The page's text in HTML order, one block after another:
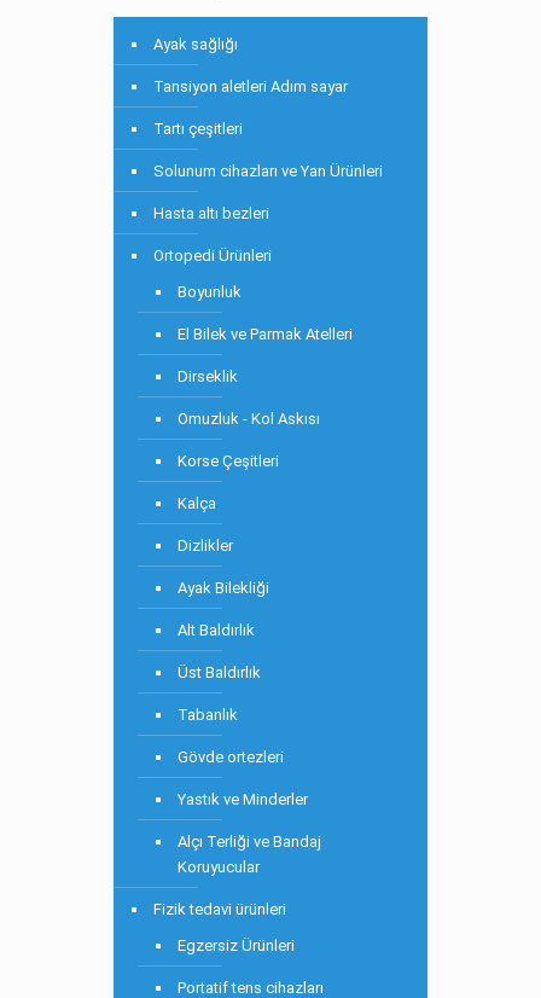
Ayak sağlığı
Tansiyon aletleri Adım sayar
Tartı çeşitleri
Solunum cihazları ve Yan Ürünleri
Hasta altı bezleri
Ortopedi Ürünleri
Boyunluk
El Bilek ve Parmak Atelleri
Dirseklik
Omuzluk - Kol Askısı
Korse Çeşitleri
Kalça
Dizlikler
Ayak Bilekliği
Alt Baldırlık
Üst Baldırlık
Tabanlık
Gövde ortezleri
Yastık ve Minderler
Alçı Terliği ve Bandaj
Koruyucular
Fizik tedavi ürünleri
Egzersiz Ürünleri
Portatif tens cihazları